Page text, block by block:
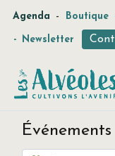
Agenda - Boutique
- Newsletter
Événements